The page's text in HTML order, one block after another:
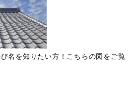
名を知りたい方！こちらの図をご覧